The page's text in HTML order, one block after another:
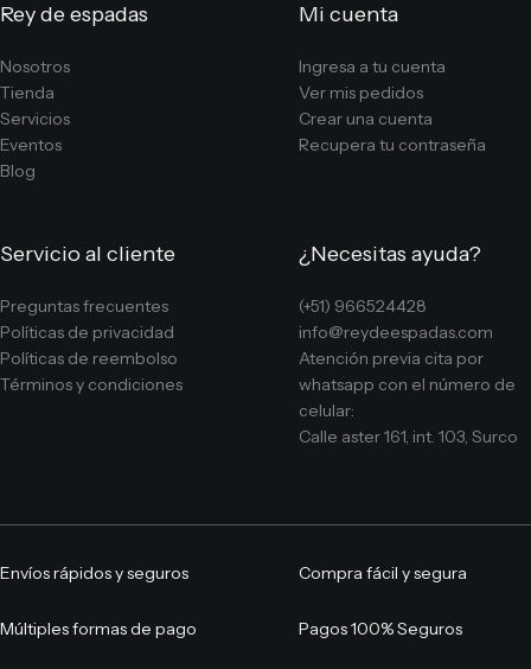
Rey de espadas
Nosotros
Tienda
Servicios
Eventos
Blog
Mi cuenta
Ingresa a tu cuenta
Ver mis pedidos
Crear una cuenta
Recupera tu contraseña
Servicio al cliente
Preguntas frecuentes
Políticas de privacidad
Políticas de reembolso
Términos y condiciones
¿Necesitas ayuda?
(+51) 966524428
info@reydeespadas.com
Atención previa cita por
whatsapp con el número de
celular:
Calle aster 161, int. 103, Surco
Envíos rápidos y seguros Compra fácil y segura
Múltiples formas de pago Pagos 100% Seguros